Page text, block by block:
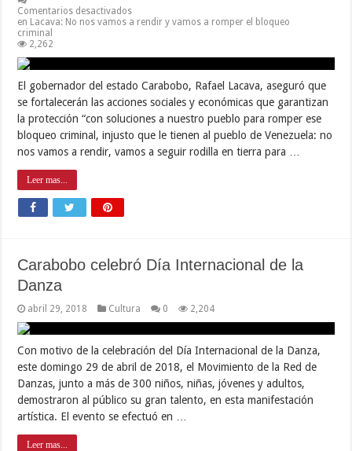
Comentarios desactivados
en Lacava: No nos vamos a rendir y vamos a romper el bloqueo
criminal
2,262
El gobernador del estado Carabobo, Rafael Lacava, aseguró que
se fortalecerán las acciones sociales y económicas que garantizan
la protección “con soluciones a nuestro pueblo para romper ese
bloqueo criminal, injusto que le tienen al pueblo de Venezuela: no
nos vamos a rendir, vamos a seguir rodilla en tierra para …
Leer mas...
Carabobo celebró Día Internacional de la
Danza
abril 29, 2018 Cultura 0 2,204
Con motivo de la celebración del Día Internacional de la Danza,
este domingo 29 de abril de 2018, el Movimiento de la Red de
Danzas, junto a más de 300 niños, niñas, jóvenes y adultos,
demostraron al público su gran talento, en esta manifestación
artística. El evento se efectuó en …
Leer mas...